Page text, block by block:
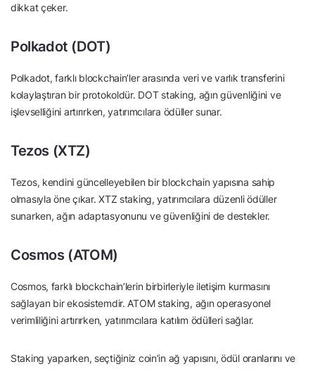
dikkat çeker.
Polkadot (DOT)
Polkadot, farklı blockchain’ler arasında veri ve varlık transferini
kolaylaştıran bir protokoldür. DOT staking, ağın güvenliğini ve
işlevselliğini artırırken, yatırımcılara ödüller sunar.
Tezos (XTZ)
Tezos, kendini güncelleyebilen bir blockchain yapısına sahip
olmasıyla öne çıkar. XTZ staking, yatırımcılara düzenli ödüller
sunarken, ağın adaptasyonunu ve güvenliğini de destekler.
Cosmos (ATOM)
Cosmos, farklı blockchain’lerin birbirleriyle iletişim kurmasını
sağlayan bir ekosistemdir. ATOM staking, ağın operasyonel
verimliliğini artırırken, yatırımcılara katılım ödülleri sağlar.
Staking yaparken, seçtiğiniz coin’in ağ yapısını, ödül oranlarını ve